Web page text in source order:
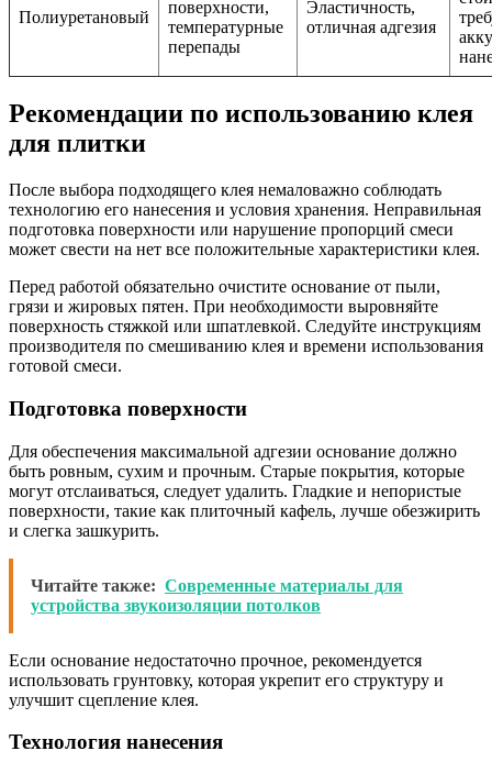
Полиуретановый
поверхности,
температурные
перепады
Эластичность,
отличная адгезия
Рекомендации по использованию клея
для плитки
После выбора подходящего клея немаловажно соблюдать
технологию его нанесения и условия хранения. Неправильная
подготовка поверхности или нарушение пропорций смеси
может свести на нет все положительные характеристики клея.
Перед работой обязательно очистите основание от пыли,
грязи и жировых пятен. При необходимости выровняйте
поверхность стяжкой или шпатлевкой. Следуйте инструкциям
производителя по смешиванию клея и времени использования
готовой смеси.
Подготовка поверхности
Для обеспечения максимальной адгезии основание должно
быть ровным, сухим и прочным. Старые покрытия, которые
могут отслаиваться, следует удалить. Гладкие и непористые
поверхности, такие как плиточный кафель, лучше обезжирить
и слегка зашкурить.
Читайте также: Современные материалы для
устройства звукоизоляции потолков
Если основание недостаточно прочное, рекомендуется
использовать грунтовку, которая укрепит его структуру и
улучшит сцепление клея.
Технология нанесения